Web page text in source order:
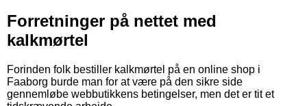
Forretninger på nettet med
kalkmørtel
Forinden folk bestiller kalkmørtel på en online shop i
Faaborg burde man for at være på den sikre side
gennemløbe webbutikkens betingelser, men det er tit et